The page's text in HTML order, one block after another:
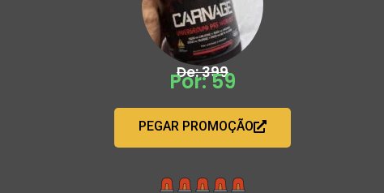
De: 399
Por: 59
PEGAR PROMOÇÃO